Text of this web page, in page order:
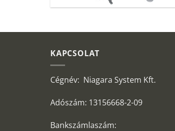
KAPCSOLAT
Cégnév: Niagara System Kft.
Adószám: 13156668-2-09
Bankszámlaszám: